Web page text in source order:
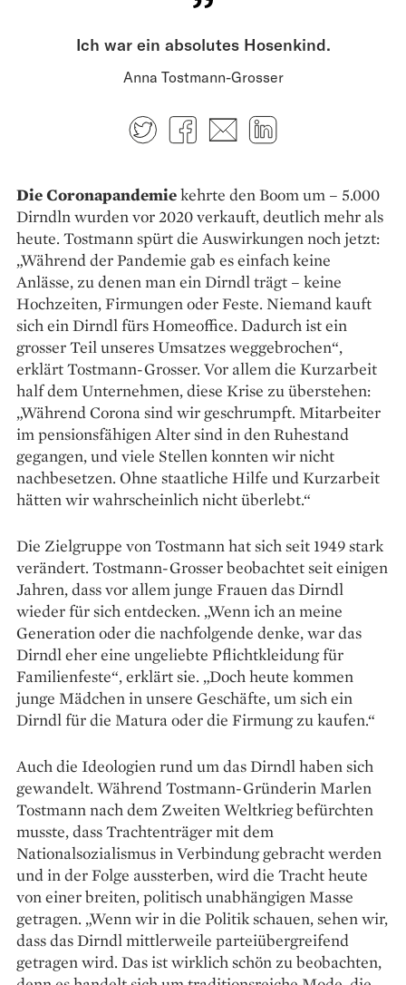
Ich war ein absolutes Hosenkind.
Anna Tostmann-Grosser
TwitterFacebook
E-mail
Die Coronapandemiekehrte den Boom um – 5.000
Dirndln wurden vor 2020 verkauft, deutlich mehr als
heute. Tostmann spürt die Auswirkungen noch jetzt:
„Während der Pandemie gab es einfach keine
Anlässe, zu denen man ein Dirndl trägt – keine
Hochzeiten, Firmungen oder Feste. Niemand kauft
sich ein Dirndl fürs Homeoffice. Dadurch ist ein
grosser Teil unseres Umsatzes weggebrochen“,
erklärt Tostmann-Grosser. Vor allem die Kurzarbeit
half dem Unternehmen, diese Krise zu überstehen:
„Während Corona sind wir geschrumpft. Mitarbeiter
im pensionsfähigen Alter sind in den Ruhestand
gegangen, und viele Stellen konnten wir nicht
nachbesetzen. Ohne staatliche Hilfe und Kurzarbeit
hätten wir wahrscheinlich nicht überlebt.“
Die Zielgruppe von Tostmann hat sich seit 1949 stark
verändert. Tostmann-Grosser beobachtet seit einigen
Jahren, dass vor allem junge Frauen das Dirndl
wieder für sich entdecken. „Wenn ich an meine
Generation oder die nachfolgende denke, war das
Dirndl eher eine ungeliebte Pflichtkleidung für
Familienfeste“, erklärt sie. „Doch heute kommen
junge Mädchen in unsere Geschäfte, um sich ein
Dirndl für die Matura oder die Firmung zu kaufen.“
Auch die Ideologien rund um das Dirndl ­haben sich
gewandelt. Während Tostmann-­Gründerin Marlen
Tostmann nach dem ­Zweiten Weltkrieg befürchten
musste, dass Trachten­träger mit dem
Nationalsozialismus in Ver­bindung gebracht werden
und in der Folge aussterben, wird die Tracht heute
von einer breiten, politisch unabhängigen Masse
getragen. „Wenn wir in die Politik schauen, sehen wir,
dass das Dirndl mittlerweile parteiübergreifend
getragen wird. Das ist wirklich schön zu beobachten,